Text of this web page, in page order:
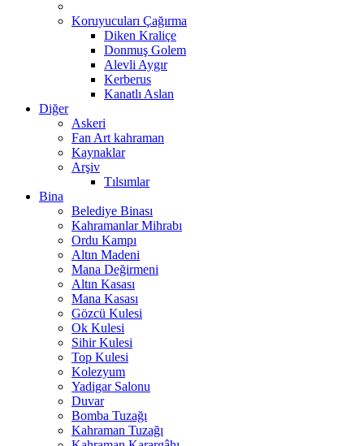
Koruyucuları Çağırma
Diken Kraliçe
Donmuş Golem
Alevli Aygır
Kerberus
Kanatlı Aslan
Diğer
Askeri
Fan Art kahraman
Kaynaklar
Arşiv
Tılsımlar
Bina
Belediye Binası
Kahramanlar Mihrabı
Ordu Kampı
Altın Madeni
Mana Değirmeni
Altın Kasası
Mana Kasası
Gözcü Kulesi
Ok Kulesi
Sihir Kulesi
Top Kulesi
Kolezyum
Yadigar Salonu
Duvar
Bomba Tuzağı
Kahraman Tuzağı